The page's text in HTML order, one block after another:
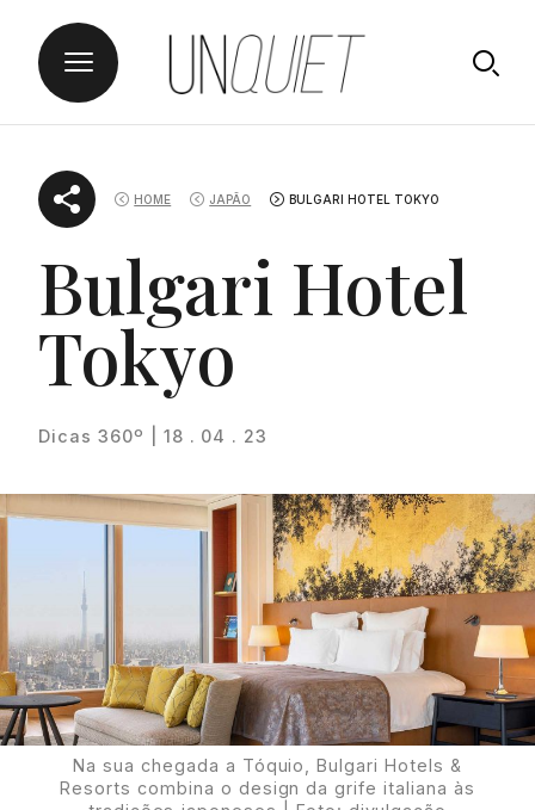
content
Proudly
HOME JAPÃO BULGARI HOTEL TOKYO
Bulgari Hotel
Tokyo
Dicas 360º | 18 . 04 . 23
Na sua chegada a Tóquio, Bulgari Hotels &
Resorts combina o design da grife italiana às